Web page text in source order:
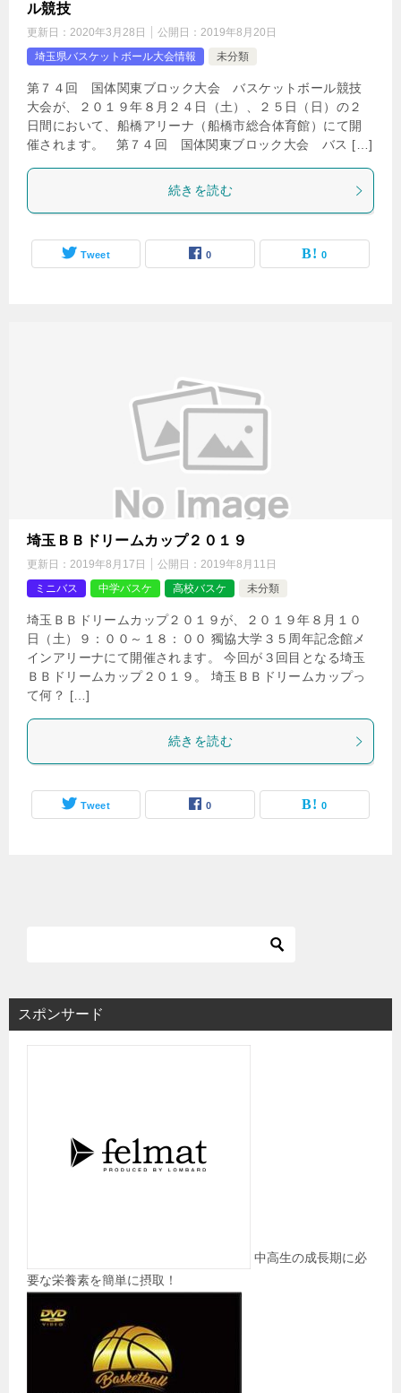
ル競技
更新日： 2020年3月28日 公開日： 2019年8月20日
埼玉県バスケットボール大会情報
未分類
第７４回 国体関東ブロック大会 バスケットボール競技
大会が、２０１９年８月２４日（土）、２５日（日）の２
日間において、船橋アリーナ（船橋市総合体育館）にて開
催されます。 第７４回 国体関東ブロック大会 バス […]
続きを読む
Tweet 0 0
埼玉ＢＢドリームカップ２０１９
更新日： 2019年8月17日 公開日： 2019年8月11日
ミニバス
中学バスケ 高校バスケ 未分類
埼玉ＢＢドリームカップ２０１９が、２０１９年８月１０
日（土）９：００～１８：００ 獨協大学３５周年記念館メ
インアリーナにて開催されます。 今回が３回目となる埼玉
ＢＢドリームカップ２０１９。 埼玉ＢＢドリームカップっ
て何？ […]
続きを読む
Tweet 0 0
スポンサード
中高生の成長期に必
要な栄養素を簡単に摂取！